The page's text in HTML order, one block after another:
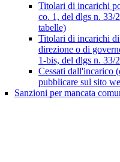
Titolari di incarichi
co. 1, del dlgs n. 33/
tabelle)
Titolari di incarichi
direzione o di
1-bis, del dlgs n. 33/
Cessati dall'incarico
pubblicare sul sito
Sanzioni per mancata